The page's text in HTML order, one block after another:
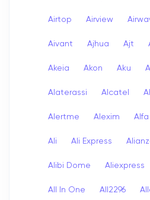
Airtop Airview
Aivant Ajhua Ajt
Akeia Akon Aku
Alaterassi Alcatel
Alertme Alexim Alfa
Ali Ali Express
Alibi Dome Aliexpress
All In One All2296